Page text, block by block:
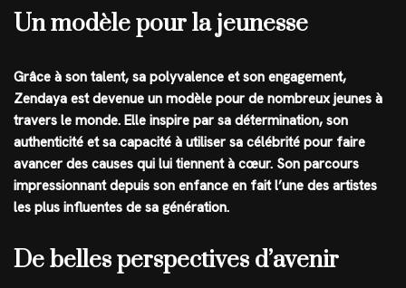
Un modèle pour la jeunesse
Grâce à son talent, sa polyvalence et son engagement,
Zendaya est devenue un modèle pour de nombreux jeunes à
travers le monde. Elle inspire par sa détermination, son
authenticité et sa capacité à utiliser sa célébrité pour faire
avancer des causes qui lui tiennent à cœur. Son parcours
impressionnant depuis son enfance en fait l’une des artistes
les plus influentes de sa génération.
De belles perspectives d’avenir